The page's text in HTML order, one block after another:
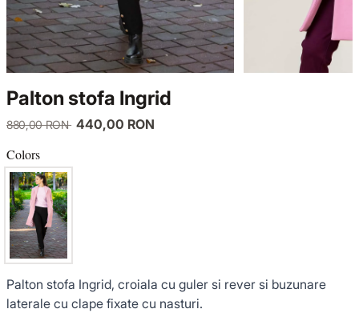
Palton stofa Ingrid
880,00 RON 440,00 RON
Colors
Palton stofa Ingrid, croiala cu guler si rever si buzunare
laterale cu clape fixate cu nasturi.
TWIN SETS
KNITWEAR
COATS
TINUTE DE OCAZIE
NOUTĂȚI
PRODUSE DIN IN
COATS
JACKETS
VEZI TOATE REDUCERILE
SENSE LIMITED EDITION
BACK TO OFFICE